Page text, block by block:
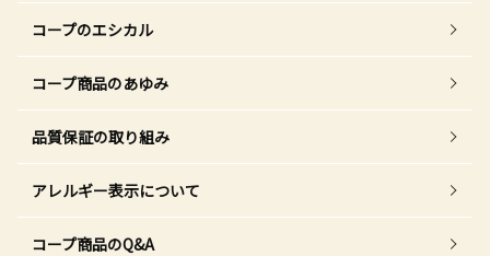
コープのエシカル
コープ商品のあゆみ
品質保証の取り組み
アレルギー表示について
コープ商品のQ&A